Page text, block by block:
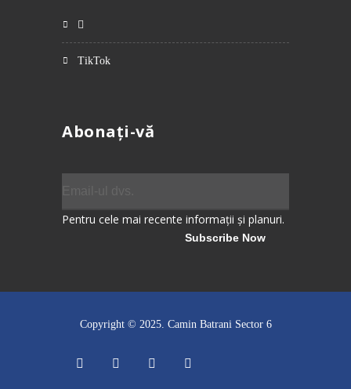
TikTok
Abonați-vă
Pentru cele mai recente informații și planuri.
Copyright © 2025. Camin Batrani Sector 6